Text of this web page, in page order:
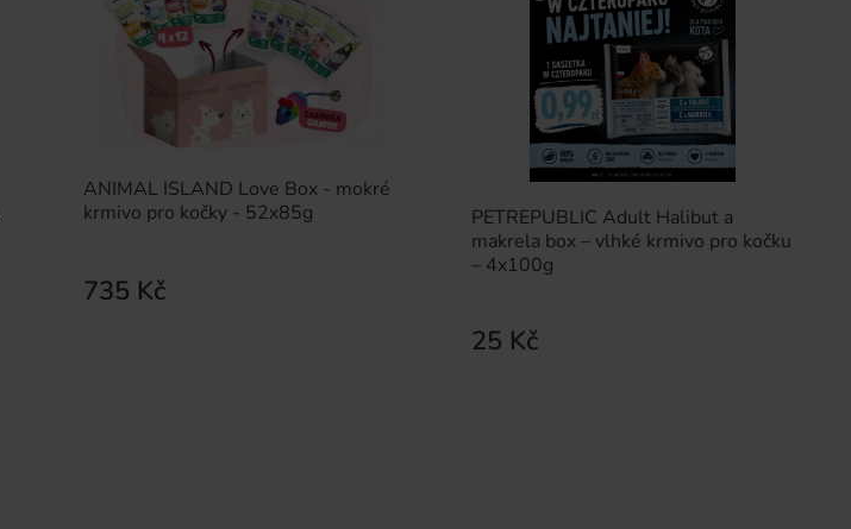
ANIMAL ISLAND Love Box - mokré
krmivo pro kočky - 52x85g
735 Kč
PETREPUBLIC Adult Halibut a
makrela box – vlhké krmivo pro kočku
– 4x100g
25 Kč